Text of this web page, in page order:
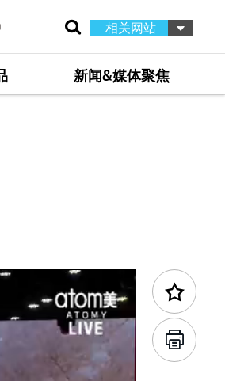
相关网站
新闻&媒体聚焦